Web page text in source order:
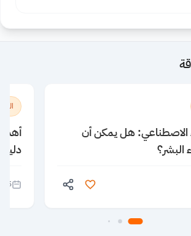
الاصطناعي: هل يمكن أن
البشر؟